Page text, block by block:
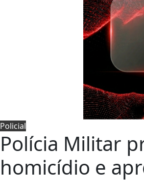
Policial
Polícia Militar
homicídio e